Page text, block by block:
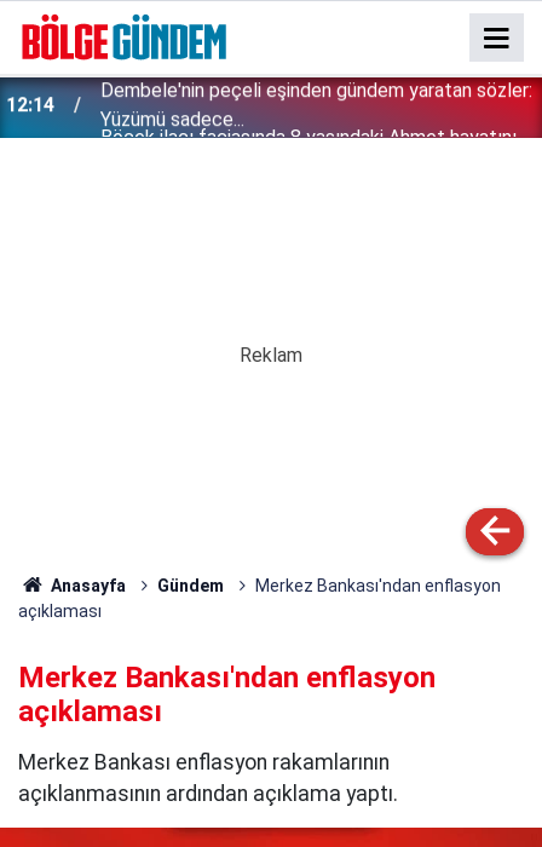
11:58
Böcek ilacı faciasında 8 yaşındaki Ahmet hayatını
kaybetmişti: Davadan çıkan karar vicdanları sızlattı!
Anasayfa Gündem
Merkez Bankası'ndan enflasyon
açıklaması
Merkez Bankası'ndan enflasyon
açıklaması
Merkez Bankası enflasyon rakamlarının
açıklanmasının ardından açıklama yaptı.